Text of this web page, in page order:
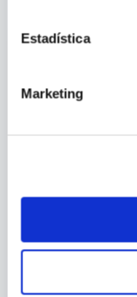
Estadística
Marketing